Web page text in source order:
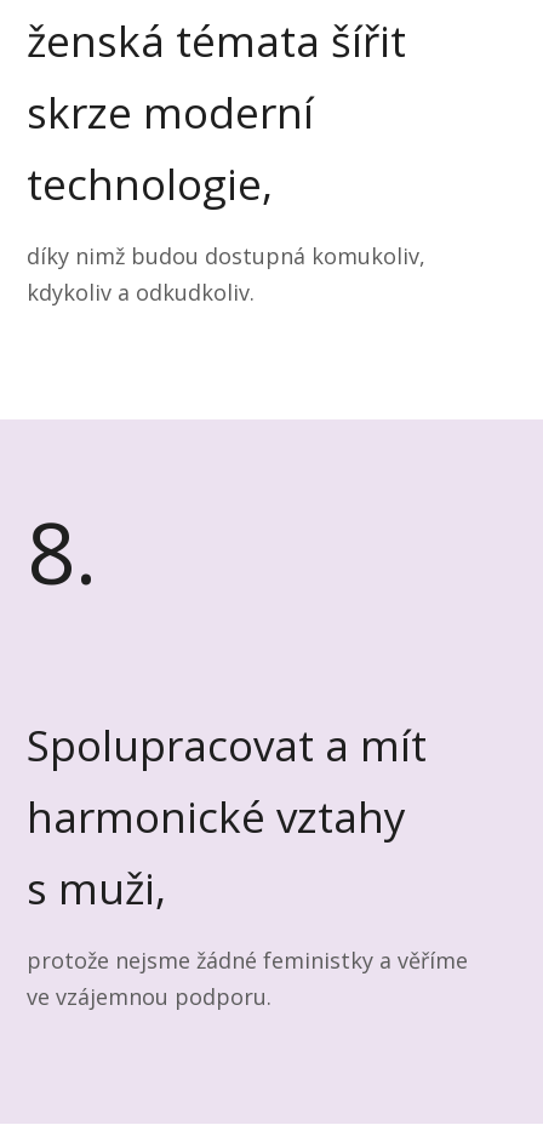
ženská témata šířit
skrze moderní
technologie,
díky nimž budou dostupná komukoliv,
kdykoliv a odkudkoliv.
8.
Spolupracovat a mít
harmonické vztahy
s muži,
protože nejsme žádné feministky a věříme
ve vzájemnou podporu.